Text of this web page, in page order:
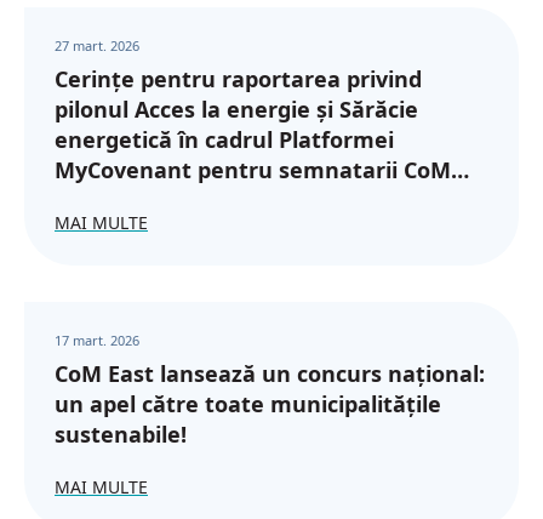
27 mart. 2026
Cerințe pentru raportarea privind
pilonul Acces la energie și Sărăcie
energetică în cadrul Platformei
MyCovenant pentru semnatarii CoM
MAI MULTE
17 mart. 2026
CoM East lansează un concurs național:
un apel către toate municipalitățile
sustenabile!
MAI MULTE